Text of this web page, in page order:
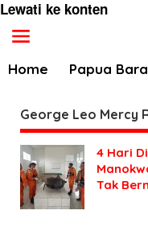
Lewati ke konten
Home Papua
George Leo Mercy
4 Hari
Tak